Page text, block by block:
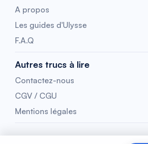
A propos
Les guides d'Ulysse
F.A.Q
Autres trucs à lire
Contactez-nous
CGV / CGU
Mentions légales